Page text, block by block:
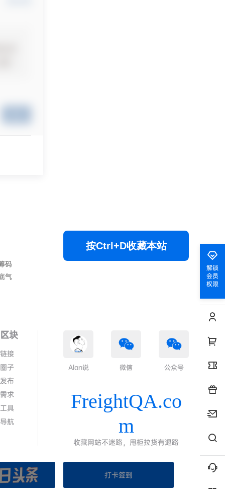
解锁
会员
权限
按Ctrl+D收藏本站
码
气
块
接
子
布
求
具
航
Alan说 微信 公众号
FreightQA.co
m
收藏网站不迷路，甩柜拉货有退路
打卡签到